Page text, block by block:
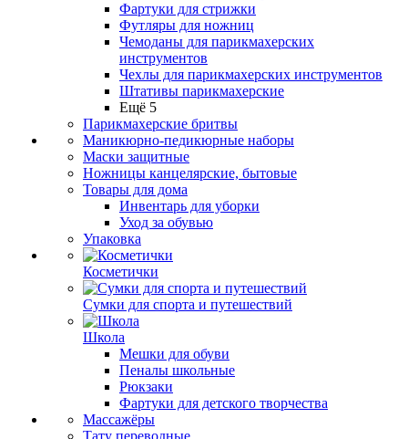
Фартуки для стрижки
Футляры для ножниц
Чемоданы для парикмахерских
инструментов
Чехлы для парикмахерских инструментов
Штативы парикмахерские
Ещё 5
Парикмахерские бритвы
Маникюрно-педикюрные наборы
Маски защитные
Ножницы канцелярские, бытовые
Товары для дома
Инвентарь для уборки
Уход за обувью
Упаковка
Косметички
Сумки для спорта и путешествий
Школа
Мешки для обуви
Пеналы школьные
Рюкзаки
Фартуки для детского творчества
Массажёры
Тату переводные